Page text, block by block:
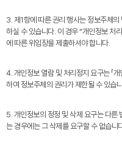
3. 제1항에 따른 권리 행사는 정보주체
하실 수 있습니다. 이 경우 “개인정보 처
에 따른 위임장을 제출하셔야 합니다.
4. 개인정보 열람 및 처리정지 요구는 「
하여 정보주체의 권리가 제한될 수 있습
5. 개인정보의 정정 및 삭제 요구는 다른
는 경우에는 그 삭제를 요구할 수 없습니